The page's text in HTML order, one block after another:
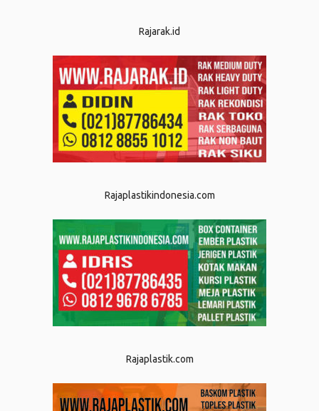
Rajarak.id
Rajaplastikindonesia.com
Rajaplastik.com